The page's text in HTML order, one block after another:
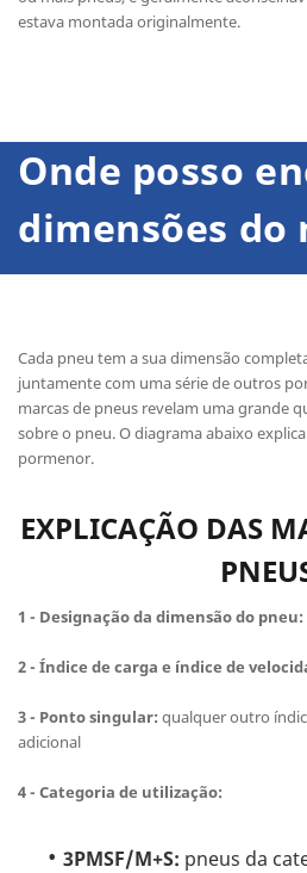
estava montada originalmente.
Onde posso
dimensões do
Cada pneu tem a sua dimensão
juntamente com uma série de outros
marcas de pneus revelam uma grande
sobre o pneu. O diagrama abaixo
pormenor.
EXPLICAÇÃO DAS
1 - Designação da dimensão do pneu:
2 - Índice de carga e índice de
3 - Ponto singular: qualquer outro
adicional
4 - Categoria de utilização:
3PMSF/M+S: pneus da